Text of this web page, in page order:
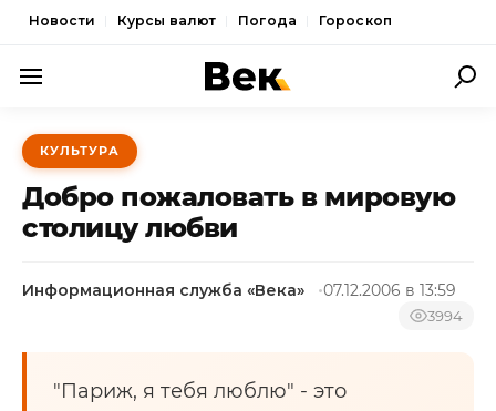
Новости Курсы валют Погода Гороскоп
ПОЛИТИКА
ЭКОНОМИКА
ОБЩЕСТВО
КУЛЬТУРА
НОВОСТИ
КУЛЬТУРА
Добро пожаловать в мировую
столицу любви
Информационная служба «Века» 07.12.2006 в 13:59
3994
"Париж, я тебя люблю" - это